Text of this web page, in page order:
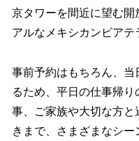
京タワーを間近に望む開
アルなメキシカンビアテ
事前予約はもちろん、
るため、平日の仕事帰
事、ご家族や大切な方と
きまで、さまざまなシー